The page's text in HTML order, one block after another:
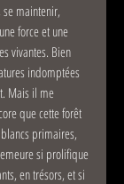
maintenir,
force et une
vivantes. Bien
indomptées
Mais il me
que cette forêt
primaires,
si prolifique
en trésors, et si